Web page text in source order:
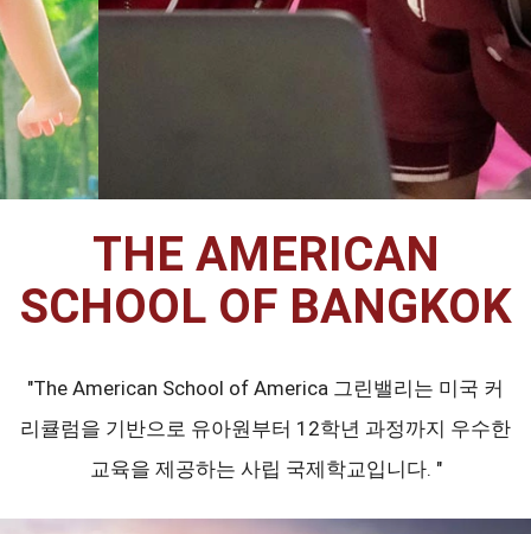
THE AMERICAN
SCHOOL OF BANGKOK
"The American School of America 그린밸리는 미국 커
리큘럼을 기반으로 유아원부터 12학년 과정까지 우수한
교육을 제공하는 사립 국제학교입니다. "